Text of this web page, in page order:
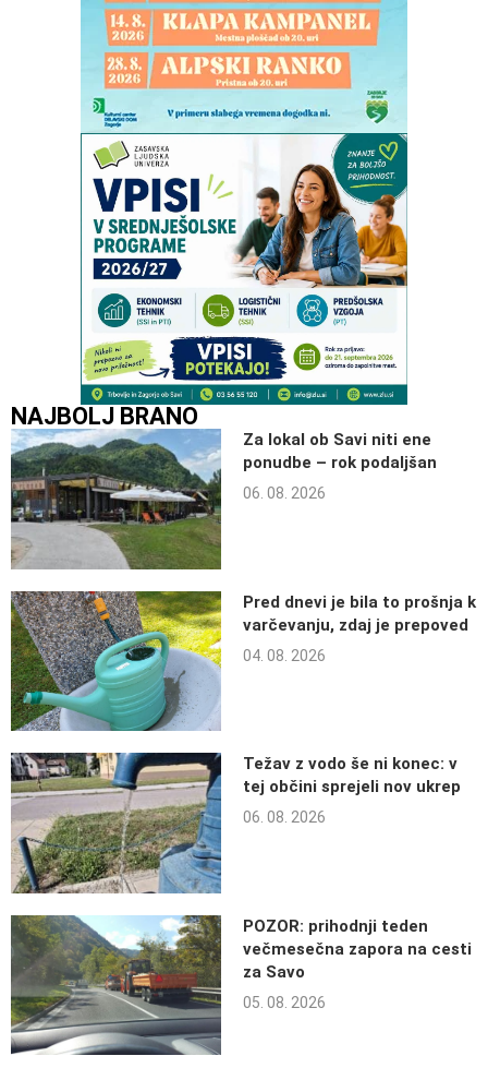
NAJBOLJ BRANO
Za lokal ob Savi niti ene
ponudbe – rok podaljšan
06. 08. 2026
Pred dnevi je bila to prošnja k
varčevanju, zdaj je prepoved
04. 08. 2026
Težav z vodo še ni konec: v
tej občini sprejeli nov ukrep
06. 08. 2026
POZOR: prihodnji teden
večmesečna zapora na cesti
za Savo
05. 08. 2026